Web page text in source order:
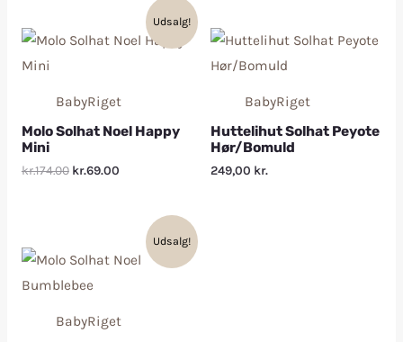
Udsalg!
BabyRiget
Molo Solhat Noel Happy
Mini
kr.174.00 kr.69.00
BabyRiget
Huttelihut Solhat Peyote
Hør/Bomuld
249,00 kr.
Udsalg!
BabyRiget